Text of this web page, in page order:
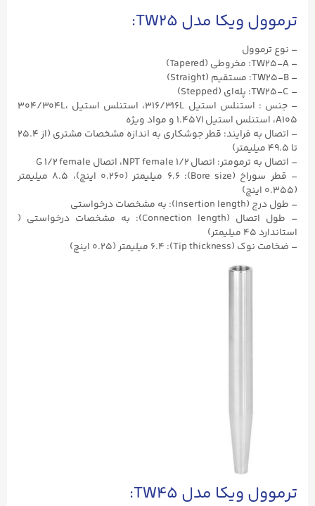
ترموول ویکا مدل TW25:
– نوع ترموول
– TW25-A: مخروطی (Tapered)
– TW25-B: مستقیم (Straight)
– TW25-C: پله‌ای (Stepped)
– جنس : استنلس استیل ۳۱۶/316L، استنلس استیل ۳۰۴/304L،
A105، استنلس استیل ۱.۴۵۷۱ و مواد ویژه
– اتصال به فرایند: قطر جوشکاری به اندازه مشخصات مشتری (از ۲۵.۴
تا ۴۹.۵ میلیمتر)
– اتصال به ترمومتر: اتصال ۱/۲ NPT female، اتصال G ۱/۲ female
– قطر سوراخ (Bore size): ۶.۶ میلیمتر (۰.۲۶۰ اینچ)، ۸.۵ میلیمتر
(۰.۳۵۵ اینچ)
– طول درج (Insertion length): به مشخصات درخواستی
– طول اتصال (Connection length): به مشخصات درخواستی (
استاندارد ۴۵ میلیمتر)
– ضخامت نوک (Tip thickness): ۶.۴ میلیمتر (۰.۲۵ اینچ)
ترموول ویکا مدل TW45: